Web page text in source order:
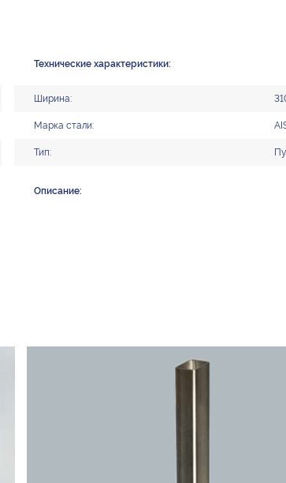
Технические характеристики:
Ширина:
Марка стали:
Тип:
Описание: